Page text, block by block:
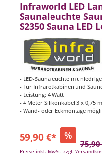
Infraworld LED
Saunaleuchte
S2350 Sauna LED
- LED-Saunaleuchte mit
- Für Infrarotkabinen und
- Leistung: 4 Watt
- 4 Meter Silikonkabel 3 x 0,75
- Wand- oder Eckmontage
59,90 €* %
Preise inkl. MwSt. zzgl.